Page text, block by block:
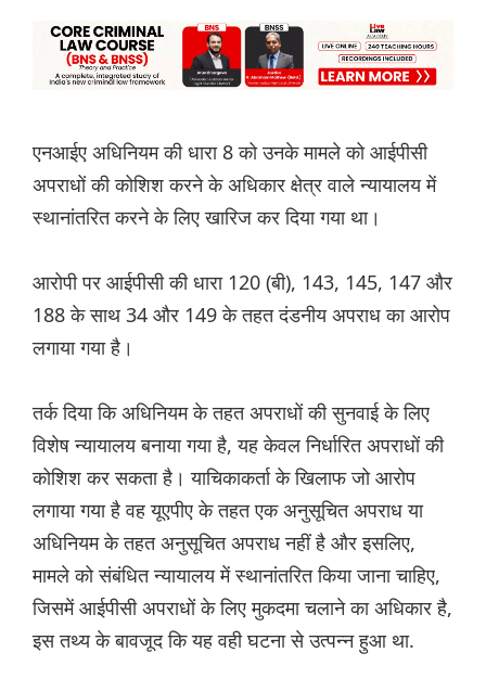
एनआईए अधिनियम की धारा 8 को उनके मामले को आईपीसी
अपराधों की कोशिश करने के अधिकार क्षेत्र वाले न्यायालय में
स्थानांतरित करने के लिए खारिज कर दिया गया था।
आरोपी पर आईपीसी की धारा 120 (बी), 143, 145, 147 और
188 के साथ 34 और 149 के तहत दंडनीय अपराध का आरोप
लगाया गया है।
तर्क दिया कि अधिनियम के तहत अपराधों की सुनवाई के लिए
विशेष न्यायालय बनाया गया है, यह केवल निर्धारित अपराधों की
कोशिश कर सकता है। याचिकाकर्ता के खिलाफ जो आरोप
लगाया गया है वह यूएपीए के तहत एक अनुसूचित अपराध या
अधिनियम के तहत अनुसूचित अपराध नहीं है और इसलिए,
मामले को संबंधित न्यायालय में स्थानांतरित किया जाना चाहिए,
जिसमें आईपीसी अपराधों के लिए मुकदमा चलाने का अधिकार है,
इस तथ्य के बावजूद कि यह वही घटना से उत्पन्न हुआ था.